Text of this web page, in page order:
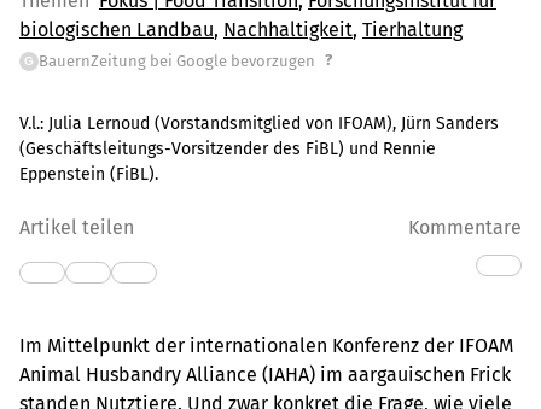
biologischen Landbau Nachhaltigkeit Tierhaltung
G BauernZeitung bei Google bevorzugen ?
V.l.: Julia Lernoud (Vorstandsmitglied von IFOAM), Jürn Sanders
(Geschäftsleitungs-Vorsitzender des FiBL) und Rennie
Eppenstein (FiBL).
Artikel teilen Kommentare
Im Mittelpunkt der internationalen Konferenz der IFOAM
Animal Husbandry Alliance (IAHA) im aargauischen Frick
standen Nutztiere. Und zwar konkret die Frage, wie viele